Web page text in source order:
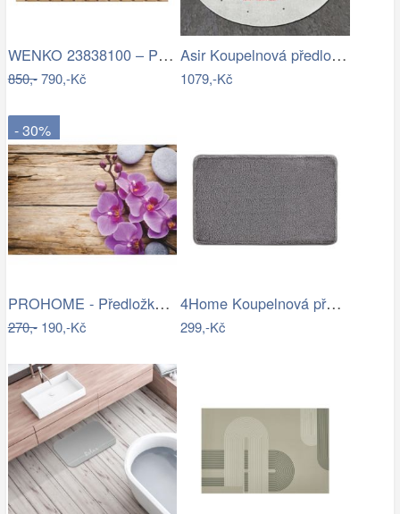
WENKO 23838100 – Předložka 40x60 cm…
850,-790,-Kč
Asir Koupelnová předložka Terrier, Ø…
1079,-Kč
- 30%
PROHOME - Předložka koupelnová 45x70cm…
270,-190,-Kč
4Home Koupelnová předložka Comfort, 40…
299,-Kč